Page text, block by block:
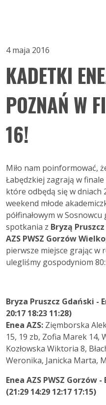
4 maja 2016
KADETKI
POZNAŃ W
16!
Miło nam poinformować,
Łabędzkiej zagrają w
które odbędą się w dniach
weekend młode
półfinałowym w
spotkania z Bryzą
AZS PWSZ Gorzów
pierwsze miejsce grając w
ulegliśmy gospodyniom
Bryza Pruszcz Gdański -
20:17 18:23 11:28)
Enea AZS: Zięmborska
15, 19 zb, Zofia Marek 14,
Kozłowska Wiktoria 8,
Weronika, Janicka Marta,
Enea AZS PWSZ Gorzów
(21:29 14:29 12:17 17:15)